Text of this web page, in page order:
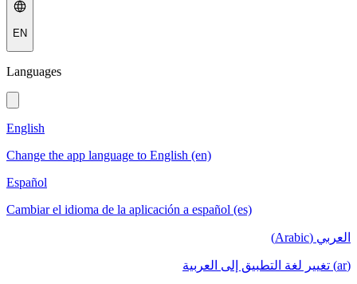
EN
Languages
English
Change the app language to English (en)
Español
Cambiar el idioma de la aplicación a español (es)
العربي (Arabic)
(ar) تغيير لغة التطبيق إلى العربية